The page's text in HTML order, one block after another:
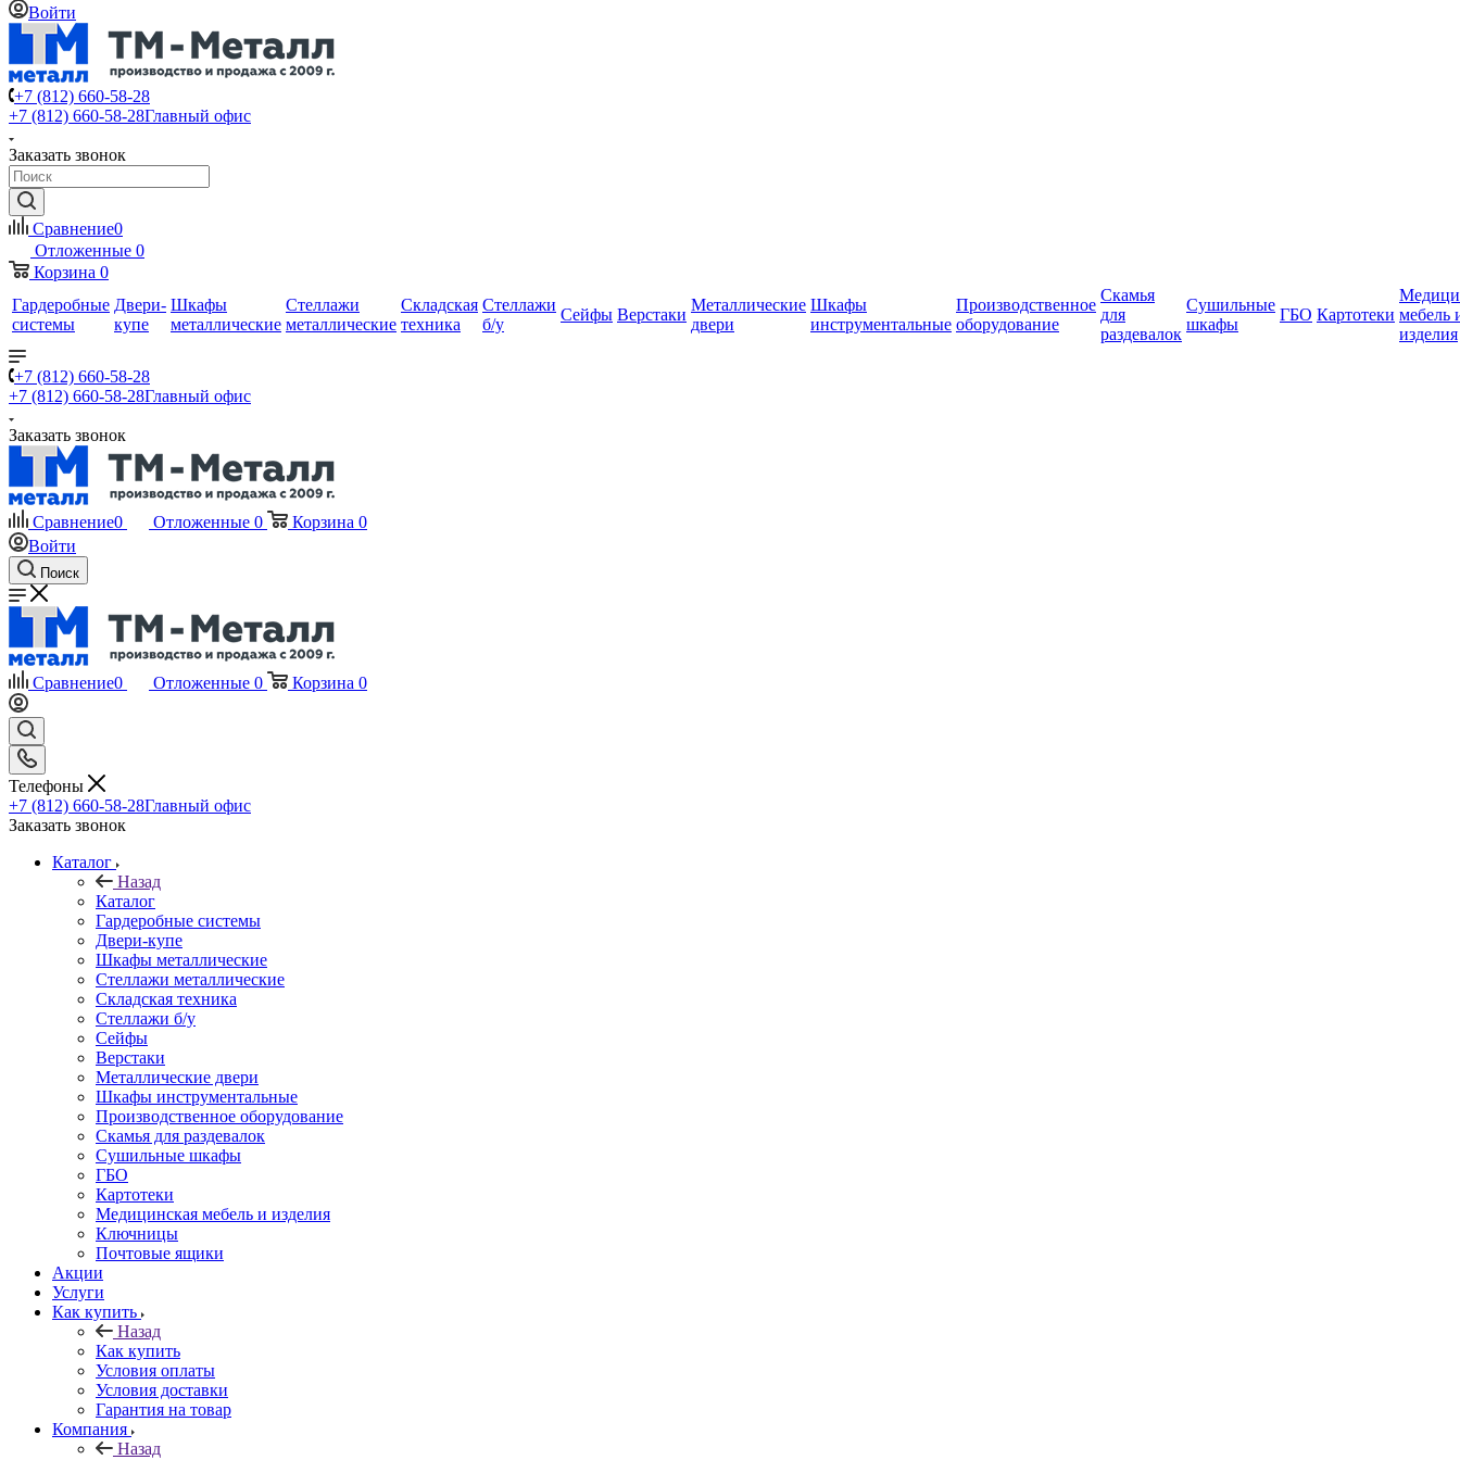
Войти
+7 (812) 660-58-28
+7 (812) 660-58-28Главный офис
Заказать звонок
Сравнение0
Отложенные 0
Корзина 0
Гардеробные
системы
Двери-
купе
Шкафы
металлические
Стеллажи
металлические
Складская
техника
Стеллажи
б/у
Сейфы Верстаки
Металлические
двери
Шкафы
инструментальные
Производственное
оборудование
Скамья
для
раздевалок
Сушильные
шкафы
ГБО Картотеки мебель
изделия
+7 (812) 660-58-28
+7 (812) 660-58-28Главный офис
Заказать звонок
Сравнение0 Отложенные 0 Корзина 0
Войти
Поиск
Сравнение0 Отложенные 0 Корзина 0
Телефоны
+7 (812) 660-58-28Главный офис
Заказать звонок
Каталог
Назад
Каталог
Гардеробные системы
Двери-купе
Шкафы металлические
Стеллажи металлические
Складская техника
Стеллажи б/у
Сейфы
Верстаки
Металлические двери
Шкафы инструментальные
Производственное оборудование
Скамья для раздевалок
Сушильные шкафы
ГБО
Картотеки
Медицинская мебель и изделия
Ключницы
Почтовые ящики
Акции
Услуги
Как купить
Назад
Как купить
Условия оплаты
Условия доставки
Гарантия на товар
Компания
Назад